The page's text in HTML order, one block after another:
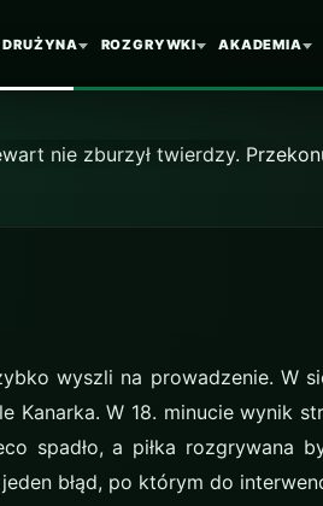
DRUŻYNA ROZGRYWKI AKADEMIA
wyszli na prowadzenie. W
Kanarka. W 18. minucie wynik
spadło, a piłka rozgrywana
błąd, po którym do